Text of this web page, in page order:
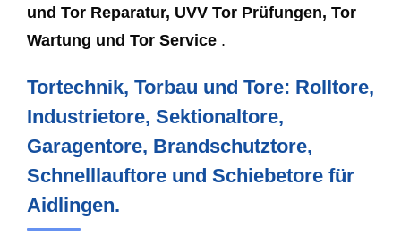
und Tor Reparatur, UVV Tor Prüfungen, Tor
Wartung und Tor Service .
Tortechnik, Torbau und Tore: Rolltore,
Industrietore, Sektionaltore,
Garagentore, Brandschutztore,
Schnelllauftore und Schiebetore für
Aidlingen.